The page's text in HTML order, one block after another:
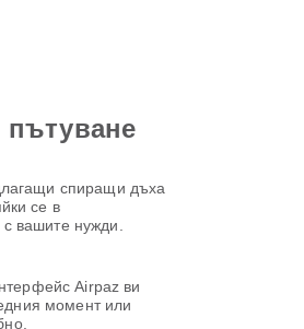
пътуване
спиращи дъха
се в
вашите нужди.
Airpaz ви
момент или